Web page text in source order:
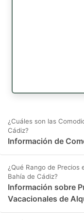
¿Cuáles son las
Cádiz?
Información de
¿Qué Rango de Precios
Bahía de Cádiz?
Información sobre
Vacacionales de